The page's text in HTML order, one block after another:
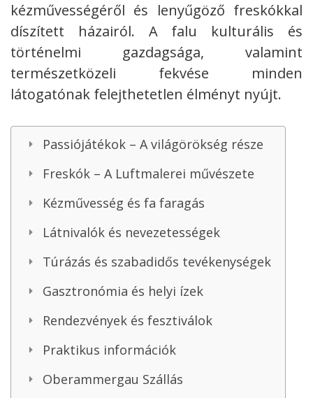
kézművességéről és lenyűgöző freskókkal
díszített házairól. A falu kulturális és
történelmi gazdagsága, valamint
természetközeli fekvése minden
látogatónak felejthetetlen élményt nyújt.
Passiójátékok – A világörökség része
Freskók – A Luftmalerei művészete
Kézművesség és fa faragás
Látnivalók és nevezetességek
Túrázás és szabadidős tevékenységek
Gasztronómia és helyi ízek
Rendezvények és fesztiválok
Praktikus információk
Oberammergau Szállás